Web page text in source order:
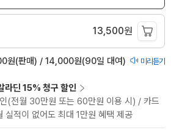
13,500원
원(판매) / 14,000원(90일 대여) 미리듣기
라딘 15% 청구 할인
(전월 30만원 또는 60만원 이용 시) / 카드
실적이 없어도 최대 1만원 혜택 제공